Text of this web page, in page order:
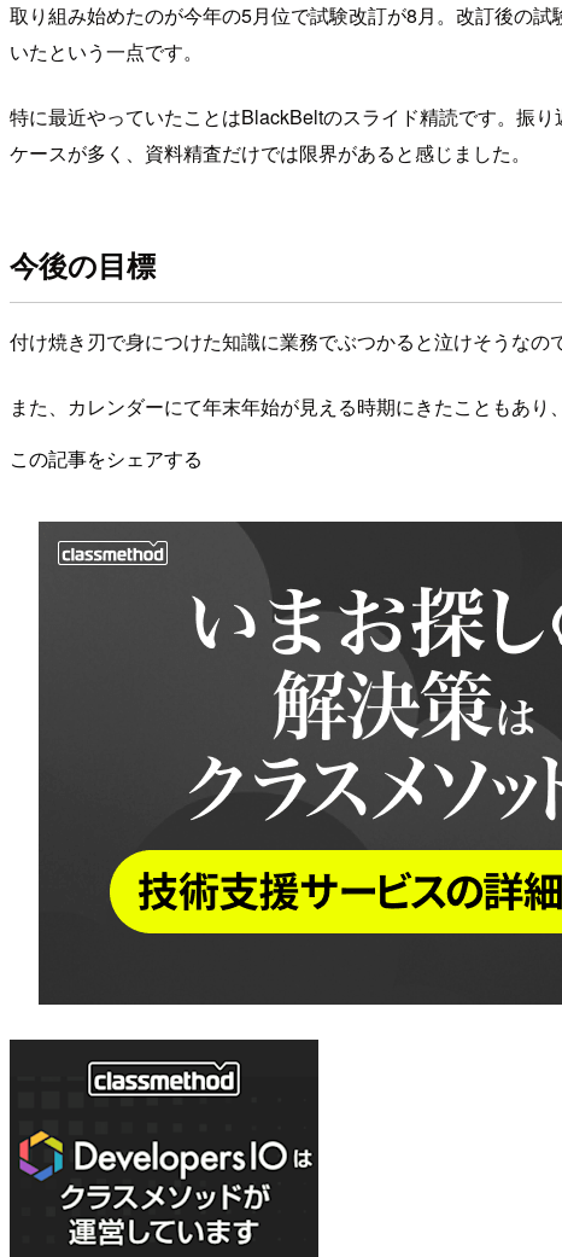
取り組み始めたのが今年の5月位で試験改訂が8月。改訂後の
いたという一点です。
特に最近やっていたことはBlackBeltのスライド精読です。振
ケースが多く、資料精査だけでは限界があると感じました。
今後の目標
付け焼き刃で身につけた知識に業務でぶつかると泣けそうなの
また、カレンダーにて年末年始が見える時期にきたこともあ
この記事をシェアする